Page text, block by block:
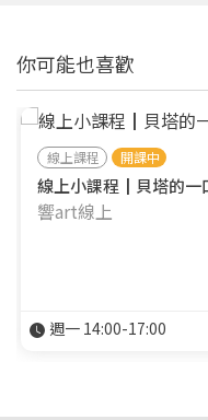
你可能也喜歡
線上課程 開課中
線上小課程┃貝塔的
響art線上
週一 14:00-17:00